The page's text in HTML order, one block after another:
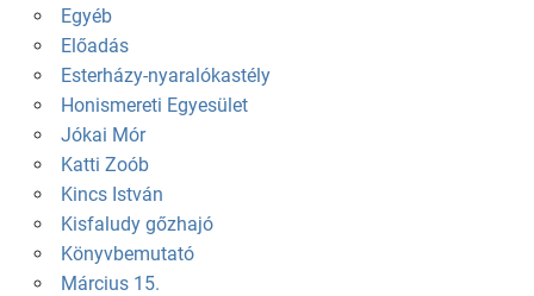
Egyéb
Előadás
Esterházy-nyaralókastély
Honismereti Egyesület
Jókai Mór
Katti Zoób
Kincs István
Kisfaludy gőzhajó
Könyvbemutató
Március 15.